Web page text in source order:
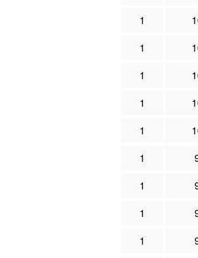
1
1
1
1
1
1
1
1
1